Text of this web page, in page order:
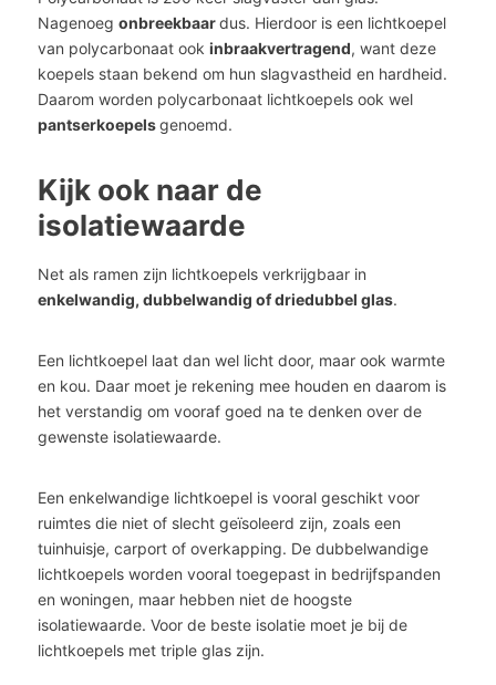
Nagenoeg onbreekbaardus. Hierdoor is een lichtkoepel
van polycarbonaat ook inbraakvertragend, want deze
koepels staan bekend om hun slagvastheid en hardheid.
Daarom worden polycarbonaat lichtkoepels ook wel
pantserkoepelsgenoemd.
Kijk ook naar de
isolatiewaarde
Net als ramen zijn lichtkoepels verkrijgbaar in
enkelwandig, dubbelwandig of driedubbel glas.
Een lichtkoepel laat dan wel licht door, maar ook warmte
en kou. Daar moet je rekening mee houden en daarom is
het verstandig om vooraf goed na te denken over de
gewenste isolatiewaarde.
Een enkelwandige lichtkoepel is vooral geschikt voor
ruimtes die niet of slecht geïsoleerd zijn, zoals een
tuinhuisje, carport of overkapping. De dubbelwandige
lichtkoepels worden vooral toegepast in bedrijfspanden
en woningen, maar hebben niet de hoogste
isolatiewaarde. Voor de beste isolatie moet je bij de
lichtkoepels met triple glas zijn.